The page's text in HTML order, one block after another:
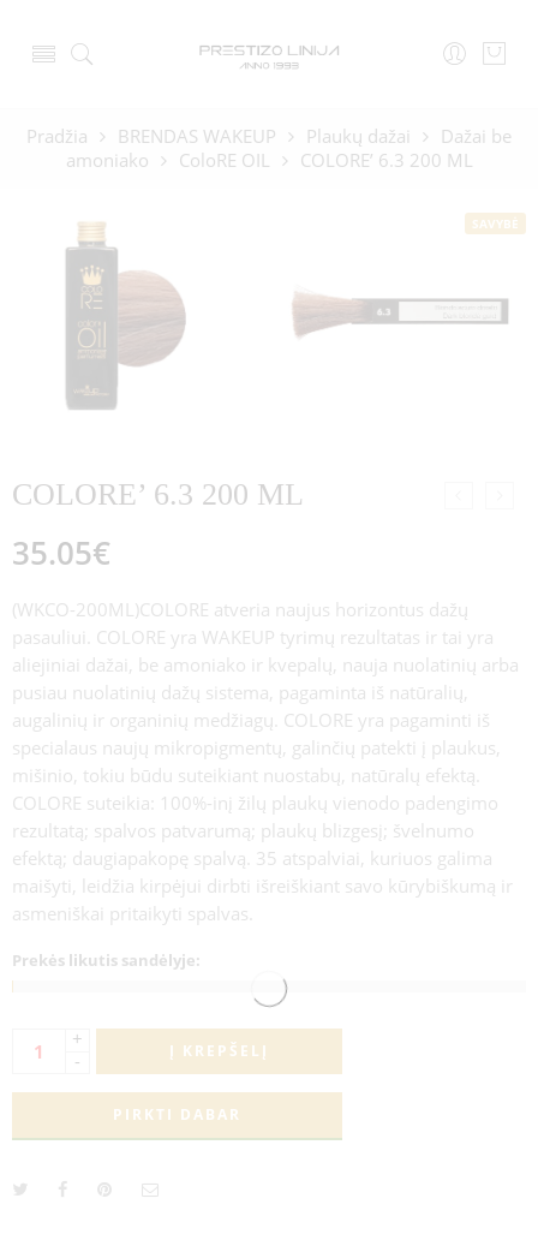
Pradžia BRENDAS WAKEUP Plaukų dažai
Dažai be
amoniako
ColoRE OIL COLORE’ 6.3 200 ML
SAVYBĖ
COLORE’ 6.3 200 ML
35.05€
(WKCO-200ML)COLORE atveria naujus horizontus dažų
pasauliui. COLORE yra WAKEUP tyrimų rezultatas ir tai yra
aliejiniai dažai, be amoniako ir kvepalų, nauja nuolatinių arba
pusiau nuolatinių dažų sistema, pagaminta iš natūralių,
augalinių ir organinių medžiagų. COLORE yra pagaminti iš
specialaus naujų mikropigmentų, galinčių patekti į plaukus,
mišinio, tokiu būdu suteikiant nuostabų, natūralų efektą.
COLORE suteikia: 100%-inį žilų plaukų vienodo padengimo
rezultatą; spalvos patvarumą; plaukų blizgesį; švelnumo
efektą; daugiapakopę spalvą. 35 atspalviai, kuriuos galima
maišyti, leidžia kirpėjui dirbti išreiškiant savo kūrybiškumą ir
asmeniškai pritaikyti spalvas.
Prekės likutis sandėlyje:
+
-
Į KREPŠELĮ
PIRKTI DABAR